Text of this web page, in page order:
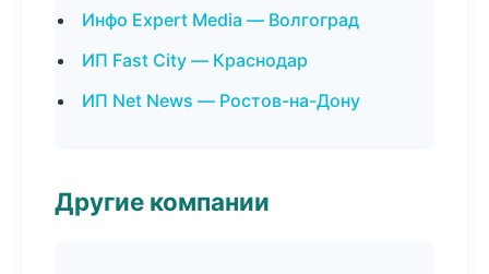
Инфо Expert Media — Волгоград
ИП Fast City — Краснодар
ИП Net News — Ростов-на-Дону
Другие компании